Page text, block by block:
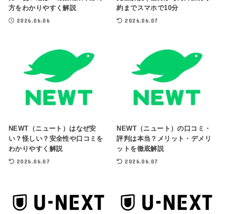
方をわかりやすく解説
2026.06.06
約までスマホで10分
2026.06.07
NEWT（ニュート）はなぜ安
い？怪しい？安全性や口コミを
わかりやすく解説
2026.06.07
NEWT（ニュート）の口コミ・
評判は本当？メリット・デメリ
ットを徹底解説
2026.06.07